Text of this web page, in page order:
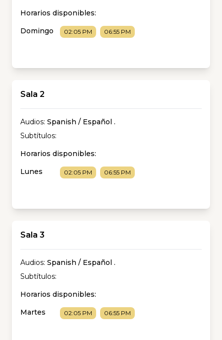
Horarios disponibles:
Domingo
02:05 PM 06:55 PM
Sala 2
Audios: Spanish / Español .
Subtítulos:
Horarios disponibles:
Lunes
02:05 PM 06:55 PM
Sala 3
Audios: Spanish / Español .
Subtítulos:
Horarios disponibles:
Martes
02:05 PM 06:55 PM